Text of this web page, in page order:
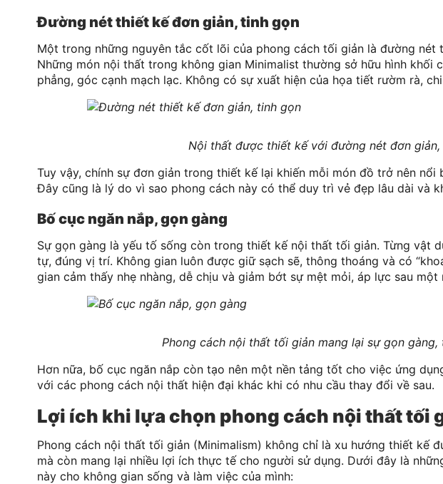
Đường nét thiết kế đơn giản, tinh gọn
Một trong những nguyên tắc cốt lõi của phong cách tối giản là đường nét
Những món nội thất trong không gian Minimalist thường sở hữu hình khối
phẳng, góc cạnh mạch lạc. Không có sự xuất hiện của họa tiết rườm rà,
Nội thất được thiết kế với đường nét đơn
Tuy vậy, chính sự đơn giản trong thiết kế lại khiến mỗi món đồ trở nên nổi
Đây cũng là lý do vì sao phong cách này có thể duy trì vẻ đẹp lâu dài và
Bố cục ngăn nắp, gọn gàng
Sự gọn gàng là yếu tố sống còn trong thiết kế nội thất tối giản. Từng vật
tự, đúng vị trí. Không gian luôn được giữ sạch sẽ, thông thoáng và có
gian cảm thấy nhẹ nhàng, dễ chịu và giảm bớt sự mệt mỏi, áp lực sau một
Phong cách nội thất tối giản mang lại sự gọn
Hơn nữa, bố cục ngăn nắp còn tạo nên một nền tảng tốt cho việc ứng
với các phong cách nội thất hiện đại khác khi có nhu cầu thay đổi về sau.
Lợi ích khi lựa chọn phong cách nội thất tối
Phong cách nội thất tối giản (Minimalism) không chỉ là xu hướng thiết kế
mà còn mang lại nhiều lợi ích thực tế cho người sử dụng. Dưới đây là
này cho không gian sống và làm việc của mình: